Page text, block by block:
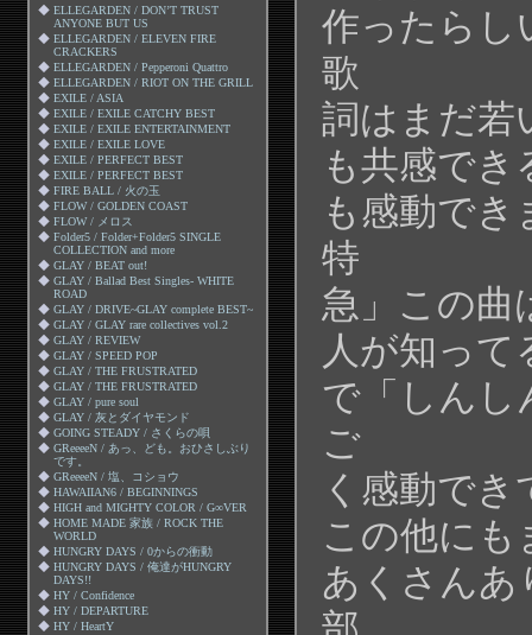
◆ ELLEGARDEN / DON’T TRUST
ANYONE BUT US
◆ ELLEGARDEN / ELEVEN FIRE
CRACKERS
◆ ELLEGARDEN / Pepperoni Quattro
◆ ELLEGARDEN / RIOT ON THE GRILL
◆ EXILE / ASIA
◆ EXILE / EXILE CATCHY BEST
◆ EXILE / EXILE ENTERTAINMENT
◆ EXILE / EXILE LOVE
◆ EXILE / PERFECT BEST
◆ EXILE / PERFECT BEST
◆ FIRE BALL / 火の玉
◆ FLOW / GOLDEN COAST
◆ FLOW / メロス
◆ Folder5 / Folder+Folder5 SINGLE
COLLECTION and more
◆ GLAY / BEAT out!
◆ GLAY / Ballad Best Singles- WHITE
ROAD
◆ GLAY / DRIVE~GLAY complete BEST~
◆ GLAY / GLAY rare collectives vol.2
◆ GLAY / REVIEW
◆ GLAY / SPEED POP
◆ GLAY / THE FRUSTRATED
◆ GLAY / THE FRUSTRATED
◆ GLAY / pure soul
◆ GLAY / 灰とダイヤモンド
◆ GOING STEADY / さくらの唄
◆ GReeeeN / あっ、ども。おひさしぶり
です。
◆ GReeeeN / 塩、コショウ
◆ HAWAIIAN6 / BEGINNINGS
◆ HIGH and MIGHTY COLOR / G∞VER
◆ HOME MADE 家族 / ROCK THE
WORLD
◆ HUNGRY DAYS / 0からの衝動
◆ HUNGRY DAYS / 俺達がHUNGRY
DAYS!!
◆ HY / Confidence
◆ HY / DEPARTURE
◆ HY / HeartY
作ったらし
歌
詞はまだ若
も共感でき
も感動で
特
急」この曲
人が知っ
で「しんし
ご
く感動で
この他にも
あくさんあ